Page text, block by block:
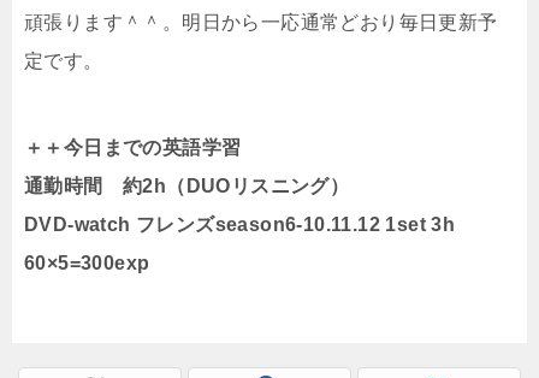
頑張ります＾＾。明日から一応通常どおり毎日更新予
定です。
＋＋今日までの英語学習
通勤時間 約2h（DUOリスニング）
DVD-watch フレンズseason6-10.11.12 1set 3h
60×5=300exp